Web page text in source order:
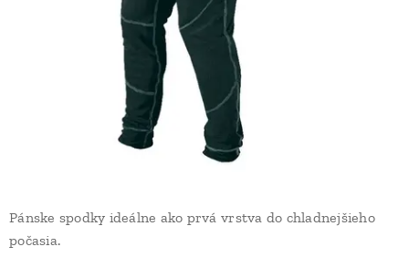
Pánske spodky ideálne ako prvá vrstva do chladnejšieho
počasia.